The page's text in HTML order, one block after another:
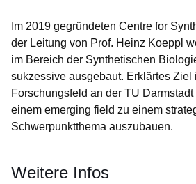
Im 2019 gegründeten Centre for
der Leitung von Prof. Heinz Koeppl
im Bereich der Synthetischen
sukzessive ausgebaut. Erklärtes Ziel
Forschungsfeld an der TU
einem emerging field zu einem
Schwerpunktthema auszubauen.
Weitere Infos